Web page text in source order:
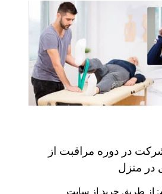
در دوره مراقبت از
در منزل
از طریق خرید از سایت